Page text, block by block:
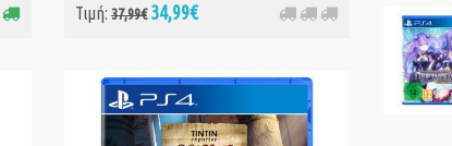
Τιμή: 37,99€ 34,99€
Generation
Τιμή:
49,99€